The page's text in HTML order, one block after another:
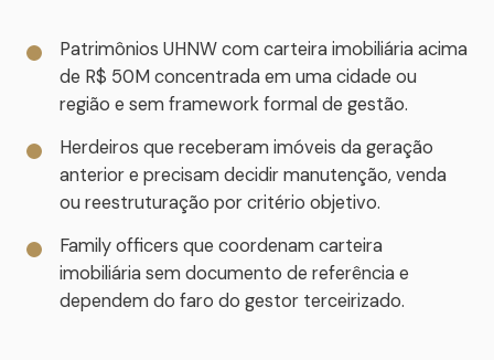
Patrimônios UHNW com carteira imobiliária acima
de R$ 50M concentrada em uma cidade ou
região e sem framework formal de gestão.
Herdeiros que receberam imóveis da geração
anterior e precisam decidir manutenção, venda
ou reestruturação por critério objetivo.
Family officers que coordenam carteira
imobiliária sem documento de referência e
dependem do faro do gestor terceirizado.